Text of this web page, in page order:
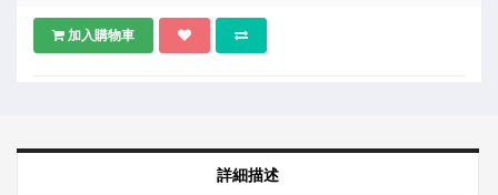
加入購物車
詳細描述